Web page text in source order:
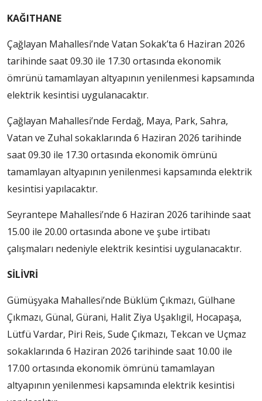
KAĞITHANE
Çağlayan Mahallesi’nde Vatan Sokak’ta 6 Haziran 2026
tarihinde saat 09.30 ile 17.30 ortasında ekonomik
ömrünü tamamlayan altyapının yenilenmesi kapsamında
elektrik kesintisi uygulanacaktır.
Çağlayan Mahallesi’nde Ferdağ, Maya, Park, Sahra,
Vatan ve Zuhal sokaklarında 6 Haziran 2026 tarihinde
saat 09.30 ile 17.30 ortasında ekonomik ömrünü
tamamlayan altyapının yenilenmesi kapsamında elektrik
kesintisi yapılacaktır.
Seyrantepe Mahallesi’nde 6 Haziran 2026 tarihinde saat
15.00 ile 20.00 ortasında abone ve şube irtibatı
çalışmaları nedeniyle elektrik kesintisi uygulanacaktır.
SİLİVRİ
Gümüşyaka Mahallesi’nde Büklüm Çıkmazı, Gülhane
Çıkmazı, Günal, Gürani, Halit Ziya Uşaklıgil, Hocapaşa,
Lütfü Vardar, Piri Reis, Sude Çıkmazı, Tekcan ve Uçmaz
sokaklarında 6 Haziran 2026 tarihinde saat 10.00 ile
17.00 ortasında ekonomik ömrünü tamamlayan
altyapının yenilenmesi kapsamında elektrik kesintisi